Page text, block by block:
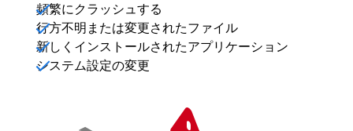
頻繁にクラッシュする
行方不明または変更されたファイル
新しくインストールされたアプリケーション
システム設定の変更